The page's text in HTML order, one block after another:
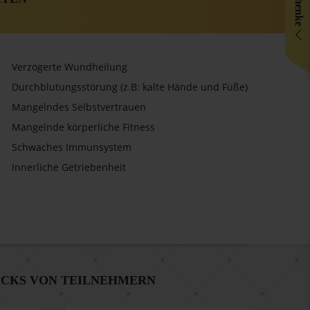
Verzögerte Wundheilung
Durchblutungsstörung (z.B: kalte Hände und Füße)
Mangelndes Selbstvertrauen
Mangelnde körperliche Fitness
Schwaches Immunsystem
Innerliche Getriebenheit
VON TEILNEHMERN